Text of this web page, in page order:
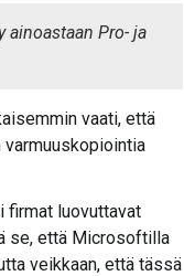
ainoastaan Pro- ja
vaati, että
firmat luovuttavat
se, että Microsoftilla
veikkaan, että tässä